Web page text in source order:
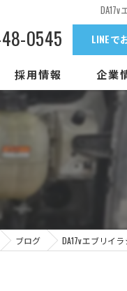
0545 LINEで
採用情報 企業
ブログ DA17vエブリイ